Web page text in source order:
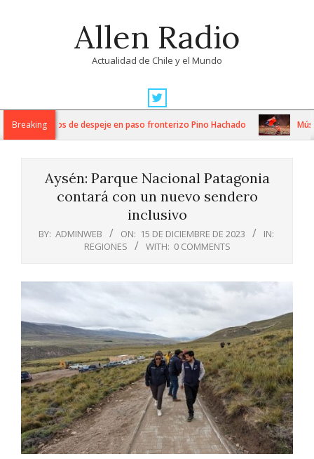
Allen Radio
Actualidad de Chile y el Mundo
Navigation
MenuBreaking
trabajos de despeje en paso fronterizo Pino Hachado
Aysén: Parque Nacional Patagonia
contará con un nuevo sendero
inclusivo
BY: ADMINWEB ON: 15 DE DICIEMBRE DE 2023
IN:
REGIONES
WITH: 0 COMMENTS